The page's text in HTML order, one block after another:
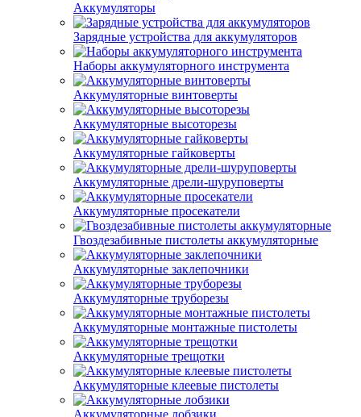
Аккумуляторы
Зарядные устройства для аккумуляторов
Наборы аккумуляторного инструмента
Аккумуляторные винтоверты
Аккумуляторные высоторезы
Аккумуляторные гайковерты
Аккумуляторные дрели-шуруповерты
Аккумуляторные просекатели
Гвоздезабивные пистолеты аккумуляторные
Аккумуляторные заклепочники
Аккумуляторные труборезы
Аккумуляторные монтажные пистолеты
Аккумуляторные трещотки
Аккумуляторные клеевые пистолеты
Аккумуляторные лобзики